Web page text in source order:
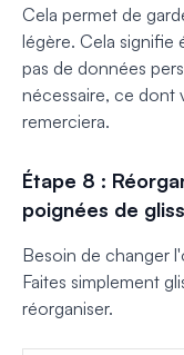
Cela permet de
légère. Cela signifie
pas de données
nécessaire, ce dont
remerciera.
Étape 8 :
poignées de
Besoin de changer
Faites simplement
réorganiser.